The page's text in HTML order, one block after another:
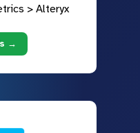
> Alteryx
→